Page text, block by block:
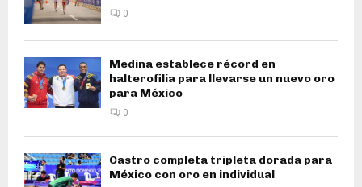
0
Medina establece récord en
halterofilia para llevarse un nuevo oro
para México
0
Castro completa tripleta dorada para
México con oro en individual